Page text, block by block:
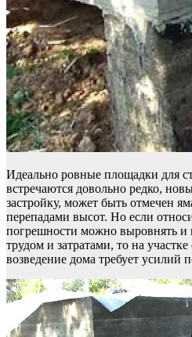
Идеально ровные площадки для
встречаются довольно редко,
застройку, может быть отмечен
перепадами высот. Но если
погрешности можно выровнять
трудом и затратами, то на
возведение дома требует усилий